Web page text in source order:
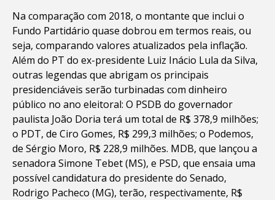
Na comparação com 2018, o montante que inclui o
Fundo Partidário quase dobrou em termos reais, ou
seja, comparando valores atualizados pela inflação.
Além do PT do ex-presidente Luiz Inácio Lula da Silva,
outras legendas que abrigam os principais
presidenciáveis serão turbinadas com dinheiro
público no ano eleitoral: O PSDB do governador
paulista João Doria terá um total de R$ 378,9 milhões;
o PDT, de Ciro Gomes, R$ 299,3 milhões; o Podemos,
de Sérgio Moro, R$ 228,9 milhões. MDB, que lançou a
senadora Simone Tebet (MS), e PSD, que ensaia uma
possível candidatura do presidente do Senado,
Rodrigo Pacheco (MG), terão, respectivamente, R$